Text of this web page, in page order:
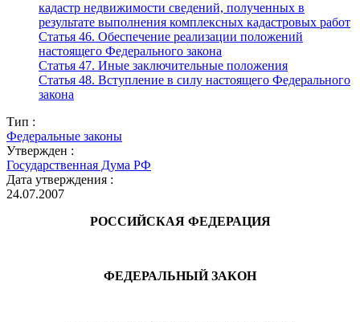
кадастр недвижимости сведений, полученных в
результате выполнения комплексных кадастровых работ
Статья 46. Обеспечение реализации положений
настоящего Федерального закона
Статья 47. Иные заключительные положения
Статья 48. Вступление в силу настоящего Федерального
закона
Тип :
Федеральные законы
Утвержден :
Государственная Дума РФ
Дата утверждения :
24.07.2007
РОССИЙСКАЯ ФЕДЕРАЦИЯ
ФЕДЕРАЛЬНЫЙ ЗАКОН